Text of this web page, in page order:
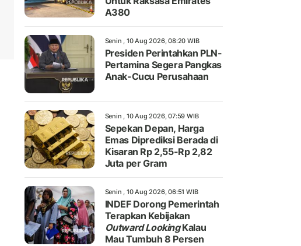
A380
Senin , 10 Aug 2026, 08:20 WIB
Presiden Perintahkan PLN-
Pertamina Segera Pangkas
Anak-Cucu Perusahaan
Senin , 10 Aug 2026, 07:59 WIB
Sepekan Depan, Harga
Emas Diprediksi Berada di
Kisaran Rp 2,55-Rp 2,82
Juta per Gram
Senin , 10 Aug 2026, 06:51 WIB
INDEF Dorong Pemerintah
Terapkan Kebijakan
Outward LookingKalau
Mau Tumbuh 8 Persen